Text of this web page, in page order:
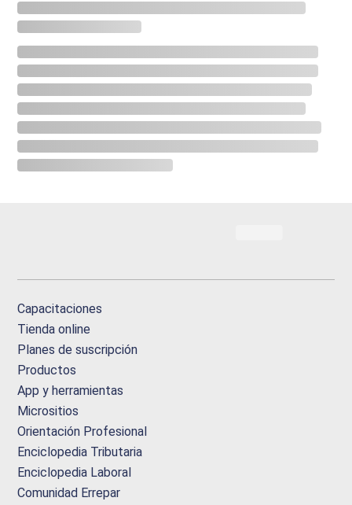
Capacitaciones
Tienda online
Planes de suscripción
Productos
App y herramientas
Micrositios
Orientación Profesional
Enciclopedia Tributaria
Enciclopedia Laboral
Comunidad Errepar